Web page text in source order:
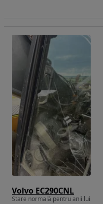
Volvo EC290CNL
Stare normală pentru anii lui